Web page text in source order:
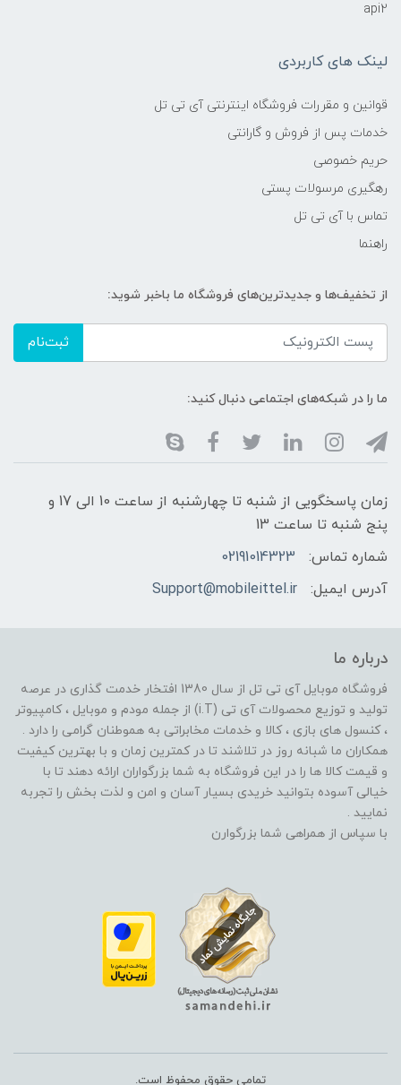
api2
لینک های کاربردی
قوانین و مقررات فروشگاه اینترنتی آی تی تل
خدمات پس از فروش و گارانتی
حریم خصوصی
رهگیری مرسولات پستی
تماس با آی تی تل
راهنما
از تخفیف‌ها و جدیدترین‌های فروشگاه ما باخبر شوید:
ثبت‌نام
ما را در شبکه‌های اجتماعی دنبال کنید:
زمان پاسخگویی از شنبه تا چهارشنبه از ساعت 10 الی 17 و
پنج شنبه تا ساعت 13
شماره تماس:
02191014323
آدرس ایمیل:
Support@mobileittel.ir
درباره ما
فروشگاه موبایل آی تی تل از سال 1380 افتخار خدمت گذاری در عرصه
تولید و توزیع محصولات آی تی (i.T) از جمله مودم و موبایل ، کامپیوتر
، کنسول های بازی ، کالا و خدمات مخابراتی به هموطنان گرامی را دارد .
همکاران ما شبانه روز در تلاشند تا در کمترین زمان و با بهترین کیفیت
و قیمت کالا ها را در این فروشگاه به شما بزرگواران ارائه دهند تا با
خیالی آسوده بتوانید خریدی بسیار آسان و امن و لذت بخش را تجربه
نمایید .
با سپاس از همراهی شما بزرگوارن
تمامی حقوق محفوظ است.